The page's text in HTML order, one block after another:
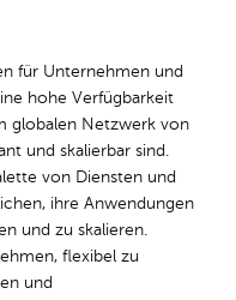
für Unternehmen und
hohe Verfügbarkeit
globalen Netzwerk von
und skalierbar sind.
von Diensten und
ihre Anwendungen
und zu skalieren.
flexibel zu
und